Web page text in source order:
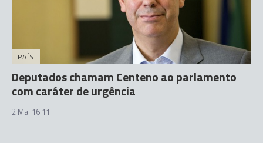
PAÍS
Deputados chamam Centeno ao parlamento
com caráter de urgência
2 Mai 16:11